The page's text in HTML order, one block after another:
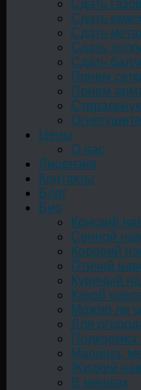
Сдать
Сдать
Cдать
Сдать
Сдать
Прием
Прием
Цены
О нас
Лицензия
Контакты
Блог
Био
Конский
Свиной
Коровий
Птичий
Куриный
Какой
Можно ли
Для
Подкормка
Машина,
Жидкий
В мешках